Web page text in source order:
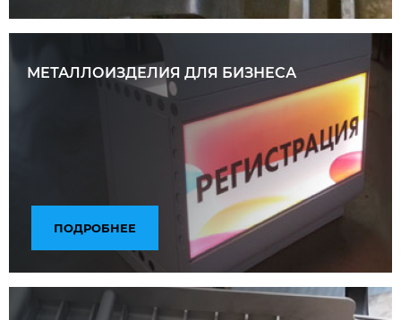
МЕТАЛЛОИЗДЕЛИЯ ДЛЯ БИЗНЕСА
ПОДРОБНЕЕ